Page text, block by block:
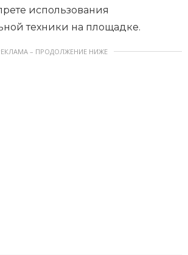
использования
техники на площадке.
– ПРОДОЛЖЕНИЕ НИЖЕ